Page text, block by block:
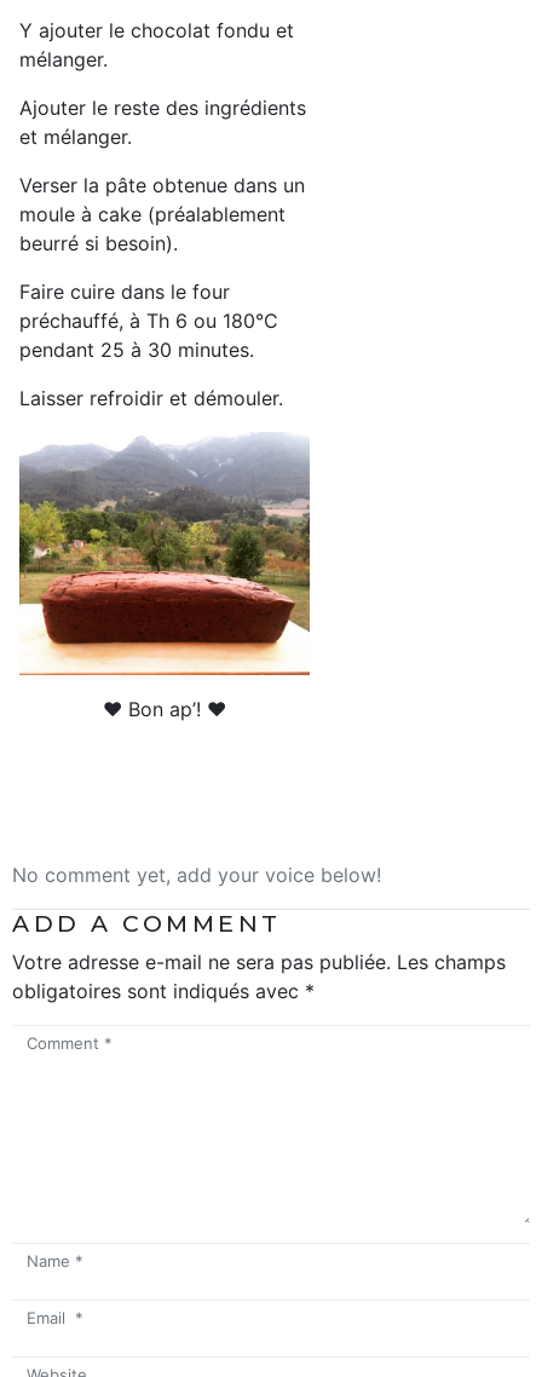
Y ajouter le chocolat fondu et
mélanger.
Ajouter le reste des ingrédients
et mélanger.
Verser la pâte obtenue dans un
moule à cake (préalablement
beurré si besoin).
Faire cuire dans le four
préchauffé, à Th 6 ou 180°C
pendant 25 à 30 minutes.
Laisser refroidir et démouler.
♥ Bon ap’! ♥
No comment yet, add your voice below!
ADD A COMMENT
Votre adresse e-mail ne sera pas publiée. Les champs
obligatoires sont indiqués avec *
Comment
Name
Email
Website